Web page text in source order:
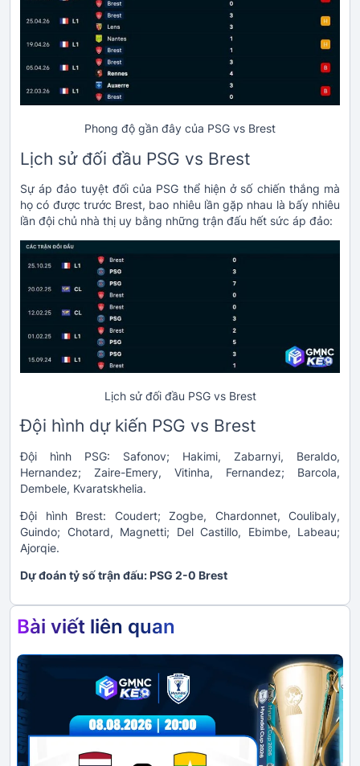
Phong độ gần đây của PSG vs Brest
Lịch sử đối đầu PSG vs Brest
Sự áp đảo tuyệt đối của PSG thể hiện ở số chiến thắng mà
họ có được trước Brest, bao nhiêu lần gặp nhau là bấy nhiêu
lần đội chủ nhà thị uy bằng những trận đấu hết sức áp đảo:
Lịch sử đối đầu PSG vs Brest
Đội hình dự kiến PSG vs Brest
Đội hình PSG: Safonov; Hakimi, Zabarnyi, Beraldo,
Hernandez; Zaire-Emery, Vitinha, Fernandez; Barcola,
Dembele, Kvaratskhelia.
Đội hình Brest: Coudert; Zogbe, Chardonnet, Coulibaly,
Guindo; Chotard, Magnetti; Del Castillo, Ebimbe, Labeau;
Ajorqie.
Dự đoán tỷ số trận đấu: PSG 2-0 Brest
Bài viết liên quan